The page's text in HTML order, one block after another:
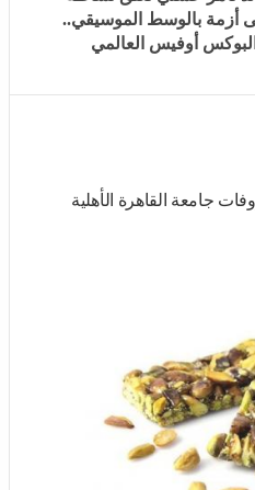
برس مشيعين يقطعون
للوصول إلى موقع
حسني تعلق نشاطه الفني..
الموسيقي.. وسبايدر مان
2026، مصروفات جامعة القاهرة الأهلية والحد